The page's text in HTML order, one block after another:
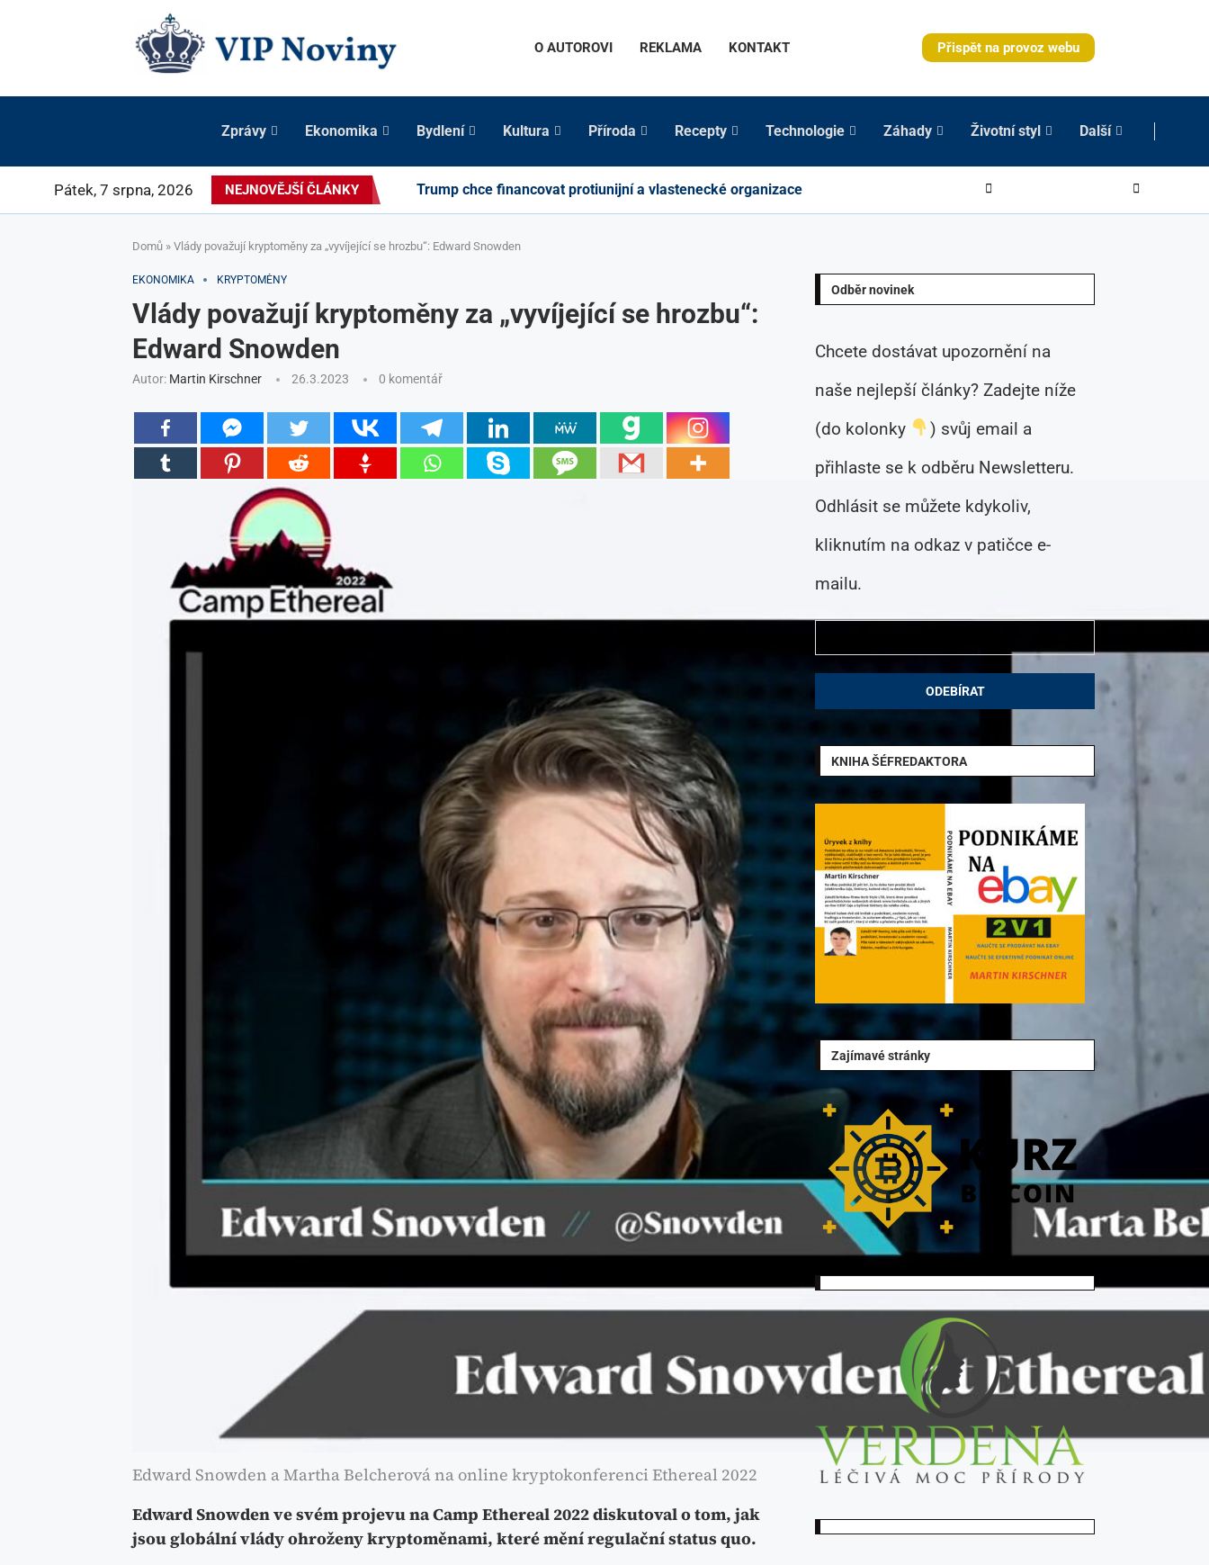
O AUTOROVI REKLAMA KONTAKT Přispět na provoz webu
Zprávy Ekonomika Bydlení Kultura Příroda Recepty Technologie Záhady Životní styl Další
Pátek, 7 srpna, 2026 NEJNOVĚJŠÍ ČLÁNKY Trump chce financovat protiunijní a vlastenecké organizace
Domů » Vlády považují kryptoměny za „vyvíjející se hrozbu“: Edward Snowden
EKONOMIKA KRYPTOMĚNY
Vlády považují kryptoměny za „vyvíjející se hrozbu“:
Edward Snowden
Autor: Martin Kirschner 26.3.2023 0 komentář
Edward Snowden a Martha Belcherová na online kryptokonferenci Ethereal 2022
Edward Snowden ve svém projevu na Camp Ethereal 2022 diskutoval o tom, jak
jsou globální vlády ohroženy kryptoměnami, které mění regulační status quo.
Odběr novinek
Chcete dostávat upozornění na
naše nejlepší články? Zadejte níže
(do kolonky
) svůj email a
přihlaste se k odběru Newsletteru.
Odhlásit se můžete kdykoliv,
kliknutím na odkaz v patičce e-
mailu.
KNIHA ŠÉFREDAKTORA
Zajímavé stránky